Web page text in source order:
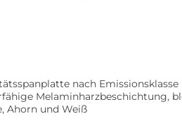
nach Emissionsklasse
Melaminharzbeschichtung,
Ahorn und Weiß